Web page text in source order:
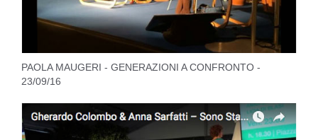
PAOLA MAUGERI - GENERAZIONI A CONFRONTO -
23/09/16